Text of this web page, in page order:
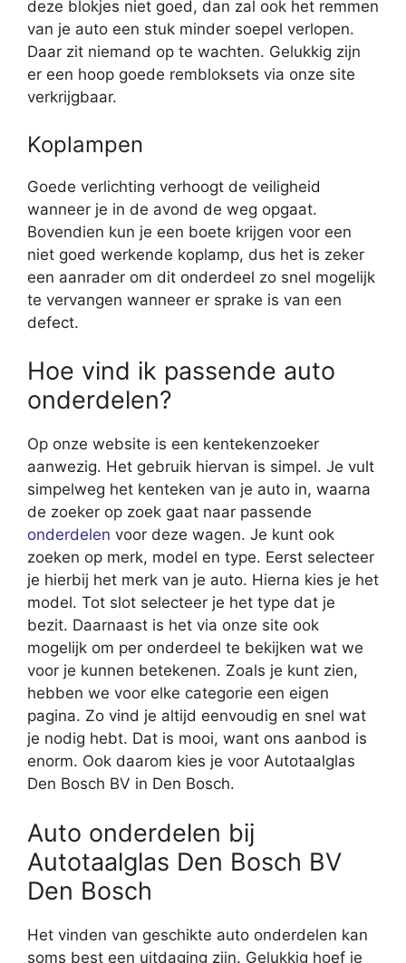
deze blokjes niet goed, dan zal ook het remmen
van je auto een stuk minder soepel verlopen.
Daar zit niemand op te wachten. Gelukkig zijn
er een hoop goede rembloksets via onze site
verkrijgbaar.
Koplampen
Goede verlichting verhoogt de veiligheid
wanneer je in de avond de weg opgaat.
Bovendien kun je een boete krijgen voor een
niet goed werkende koplamp, dus het is zeker
een aanrader om dit onderdeel zo snel mogelijk
te vervangen wanneer er sprake is van een
defect.
Hoe vind ik passende auto
onderdelen?
Op onze website is een kentekenzoeker
aanwezig. Het gebruik hiervan is simpel. Je vult
simpelweg het kenteken van je auto in, waarna
de zoeker op zoek gaat naar passende
onderdelen voor deze wagen. Je kunt ook
zoeken op merk, model en type. Eerst selecteer
je hierbij het merk van je auto. Hierna kies je het
model. Tot slot selecteer je het type dat je
bezit. Daarnaast is het via onze site ook
mogelijk om per onderdeel te bekijken wat we
voor je kunnen betekenen. Zoals je kunt zien,
hebben we voor elke categorie een eigen
pagina. Zo vind je altijd eenvoudig en snel wat
je nodig hebt. Dat is mooi, want ons aanbod is
enorm. Ook daarom kies je voor Autotaalglas
Den Bosch BV in Den Bosch.
Auto onderdelen bij
Autotaalglas Den Bosch BV
Den Bosch
Het vinden van geschikte auto onderdelen kan
soms best een uitdaging zijn. Gelukkig hoef je